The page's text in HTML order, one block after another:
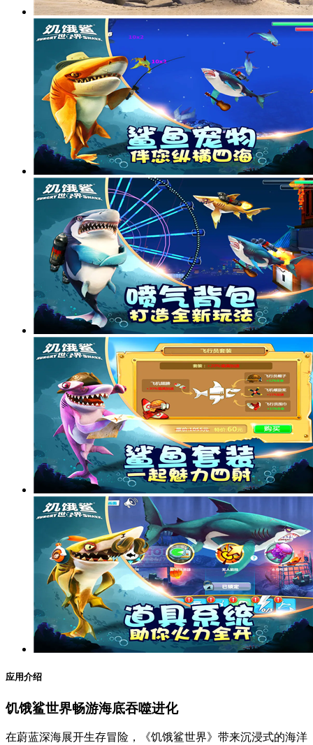
应用介绍
饥饿鲨世界畅游海底吞噬进化
在蔚蓝深海展开生存冒险，《饥饿鲨世界》带来沉浸式的海洋